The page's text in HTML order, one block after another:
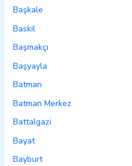
Başkale
Baskil
Başmakçı
Başyayla
Batman
Batman Merkez
Battalgazi
Bayat
Bayburt